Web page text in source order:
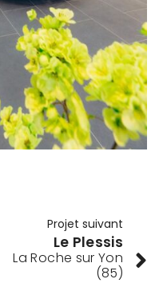
Projet suivant
Le Plessis
La Roche sur Yon
(85)